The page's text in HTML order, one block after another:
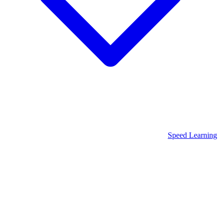
Speed Learning